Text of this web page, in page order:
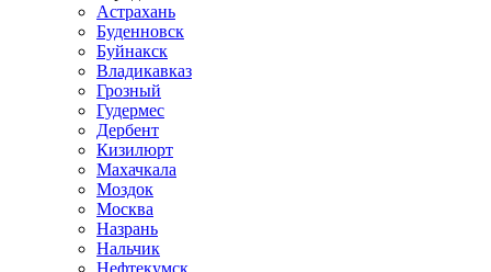
Астрахань
Буденновск
Буйнакск
Владикавказ
Грозный
Гудермес
Дербент
Кизилюрт
Махачкала
Моздок
Москва
Назрань
Нальчик
Нефтекумск